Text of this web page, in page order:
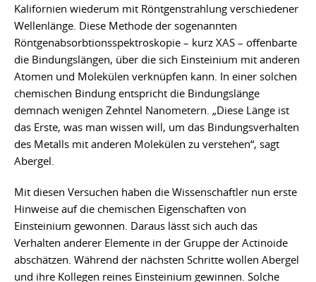
Kalifornien wiederum mit Röntgenstrahlung verschiedener
Wellenlänge. Diese Methode der sogenannten
Röntgenabsorbtionsspektroskopie – kurz XAS – offenbarte
die Bindungslängen, über die sich Einsteinium mit anderen
Atomen und Molekülen verknüpfen kann. In einer solchen
chemischen Bindung entspricht die Bindungslänge
demnach wenigen Zehntel Nanometern. „Diese Länge ist
das Erste, was man wissen will, um das Bindungsverhalten
des Metalls mit anderen Molekülen zu verstehen“, sagt
Abergel.
Mit diesen Versuchen haben die Wissenschaftler nun erste
Hinweise auf die chemischen Eigenschaften von
Einsteinium gewonnen. Daraus lässt sich auch das
Verhalten anderer Elemente in der Gruppe der Actinoide
abschätzen. Während der nächsten Schritte wollen Abergel
und ihre Kollegen reines Einsteinium gewinnen. Solche